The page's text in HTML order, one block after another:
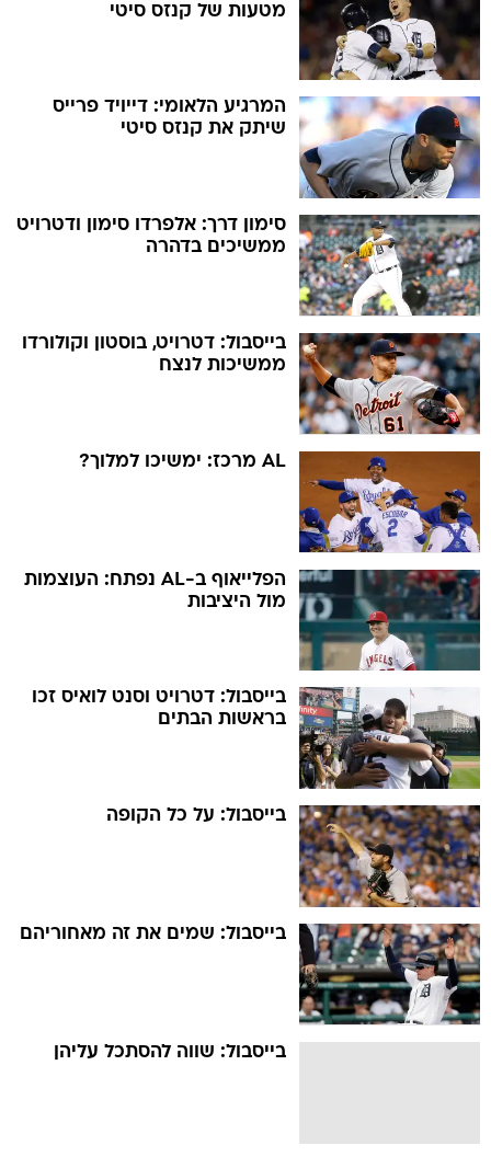
מטעות של קנזס סיטי
המרגיע הלאומי: דייויד פרייס
שיתק את קנזס סיטי
סימון דרך: אלפרדו סימון ודטרויט
ממשיכים בדהרה
בייסבול: דטרויט, בוסטון וקולורדו
ממשיכות לנצח
AL מרכז: ימשיכו למלוך?
הפלייאוף ב-AL נפתח: העוצמות
מול היציבות
בייסבול: דטרויט וסנט לואיס זכו
בראשות הבתים
בייסבול: על כל הקופה
בייסבול: שמים את זה מאחוריהם
בייסבול: שווה להסתכל עליהן